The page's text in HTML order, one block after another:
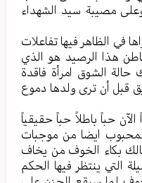
مصیبة سید الشهداء
في الظاهر فیها تفاعلات
هذا الرصید هو الذي
حالة الشوق امرأة فاقدة
قبل أن تری ولدها دموع
حباً باطلاً حباً حقیقیاً
ایضا من موجبات
بکاء الخوف من یخاف
التي ینتظر فیها الحکم